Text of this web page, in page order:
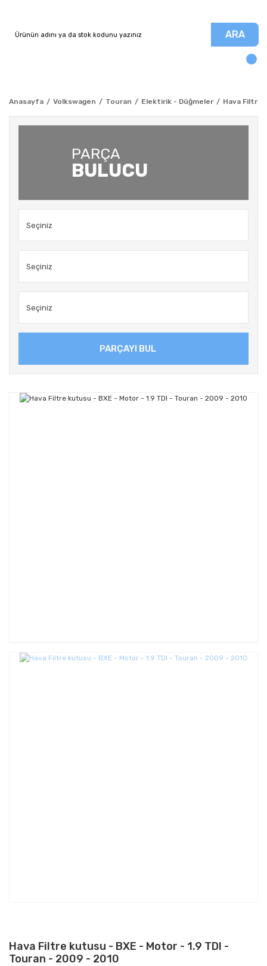
ARA
Anasayfa Volkswagen Touran Elektirik - Düğmeler Hava Filtre
PARÇA
BULUCU
PARÇAYI BUL
Hava Filtre kutusu - BXE - Motor - 1.9 TDI -
Touran - 2009 - 2010